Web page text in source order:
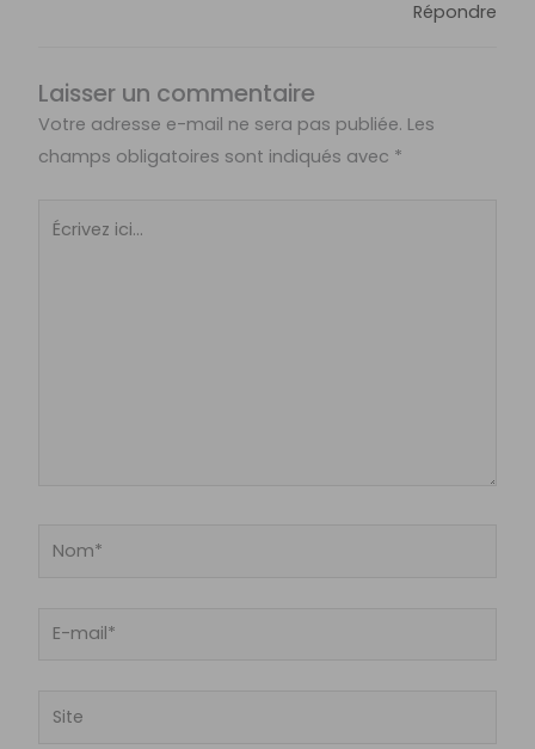
Répondre
Laisser un commentaire
Votre adresse e-mail ne sera pas publiée. Les
champs obligatoires sont indiqués avec *
Écrivez
Nom*
E-
Site